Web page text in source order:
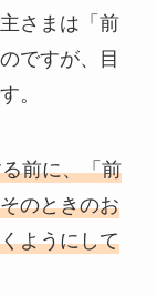
さまは「前
ですが、目
。
前に、「前
のときのお
ようにして